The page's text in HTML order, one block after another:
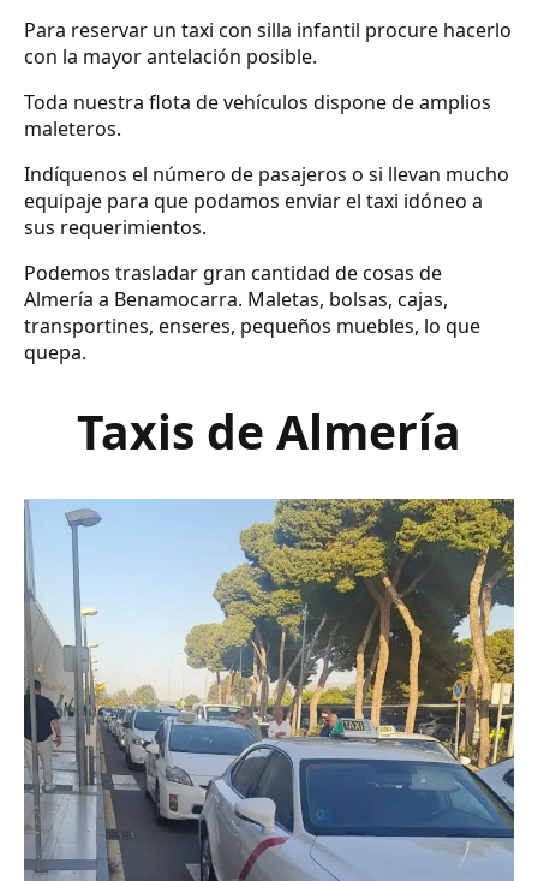
Para reservar un taxi con silla infantil procure hacerlo
con la mayor antelación posible.
Toda nuestra flota de vehículos dispone de amplios
maleteros.
Indíquenos el número de pasajeros o si llevan mucho
equipaje para que podamos enviar el taxi idóneo a
sus requerimientos.
Podemos trasladar gran cantidad de cosas de
Almería a Benamocarra. Maletas, bolsas, cajas,
transportines, enseres, pequeños muebles, lo que
quepa.
Taxis de Almería